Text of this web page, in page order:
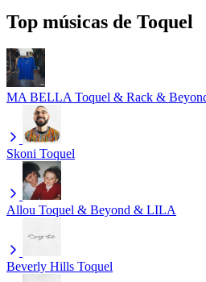
Top músicas de Toquel
MA BELLA Toquel & Rack &
Skoni Toquel
Allou Toquel & Beyond & LILA
Beverly Hills Toquel